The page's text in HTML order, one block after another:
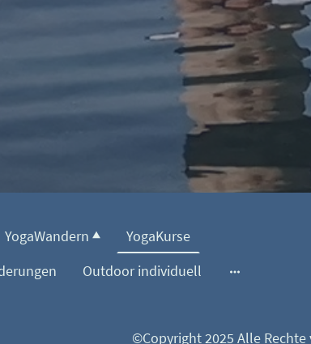
YogaWandern
YogaKurse
Outdoor individuell
©Copyright 2025 Alle